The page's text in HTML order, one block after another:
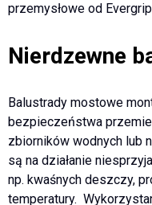
przemysłowe od
Nierdzewne
Balustrady mostowe
bezpieczeństwa
zbiorników wodnych lub
są na działanie
np. kwaśnych deszczy,
temperatury.